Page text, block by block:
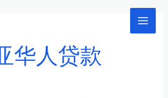
Main
华人贷款